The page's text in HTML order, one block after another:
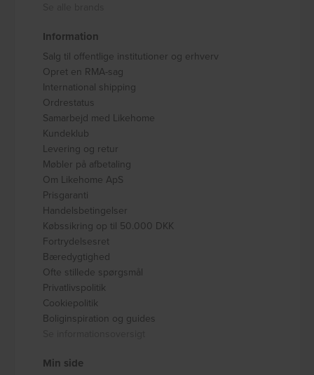
Information
Salg til offentlige institutioner og erhverv
Opret en RMA-sag
International shipping
Ordrestatus
Samarbejd med Likehome
Kundeklub
Levering og retur
Møbler på afbetaling
Om Likehome ApS
Prisgaranti
Handelsbetingelser
Købssikring op til 50.000 DKK
Fortrydelsesret
Bæredygtighed
Ofte stillede spørgsmål
Privatlivspolitik
Cookiepolitik
Boliginspiration og guides
Min side